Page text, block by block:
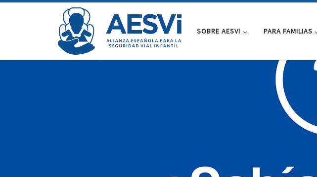
Saltar al contenido
SOBRE AESVI PARA FAMILIAS